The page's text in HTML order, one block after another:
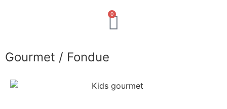
0
Gourmet / Fondue